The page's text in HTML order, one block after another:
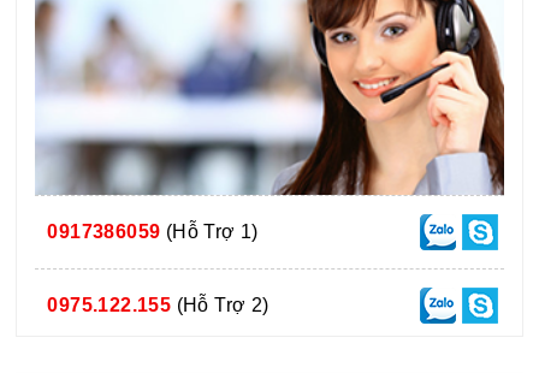
0917386059 (Hỗ Trợ 1)
0975.122.155 (Hỗ Trợ 2)